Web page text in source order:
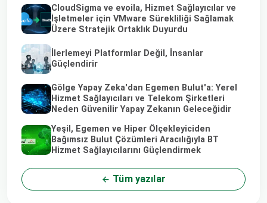
CloudSigma ve evoila, Hizmet Sağlayıcılar ve
İşletmeler için VMware Sürekliliği Sağlamak
Üzere Stratejik Ortaklık Duyurdu
İlerlemeyi Platformlar Değil, İnsanlar
Güçlendirir
Gölge Yapay Zeka'dan Egemen Bulut'a: Yerel
Hizmet Sağlayıcıları ve Telekom Şirketleri
Neden Güvenilir Yapay Zekanın Geleceğidir
Yeşil, Egemen ve Hiper Ölçekleyiciden
Bağımsız Bulut Çözümleri Aracılığıyla BT
Hizmet Sağlayıcılarını Güçlendirmek
Tüm yazılar